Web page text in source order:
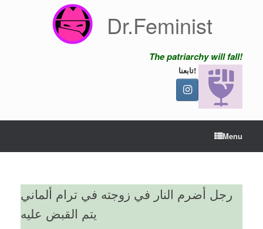
Dr.Feminist
The patriarchy will fall!
تابعنا!
Menu
رجل أضرم النار في زوجته في ترام ألماني
يتم القبض عليه